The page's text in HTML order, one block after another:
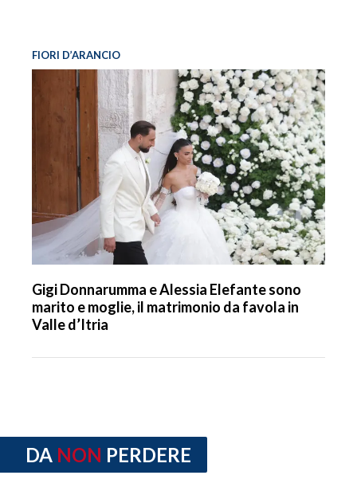
FIORI D’ARANCIO
Gigi Donnarumma e Alessia Elefante sono
marito e moglie, il matrimonio da favola in
Valle d’Itria
DA NON PERDERE